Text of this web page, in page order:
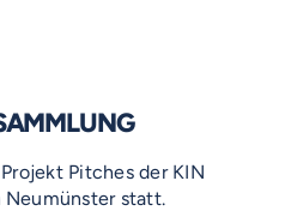
Pitches der KIN
Neumünster statt.